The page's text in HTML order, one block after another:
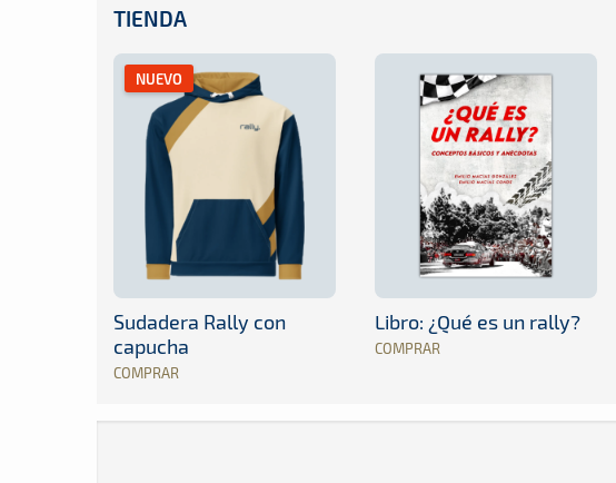
TIENDA
NUEVO
Sudadera Rally con
capucha
COMPRAR
Libro: ¿Qué es un rally?
COMPRAR